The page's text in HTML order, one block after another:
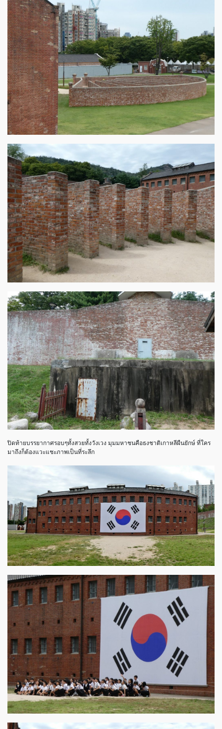
ปิดท้ายบรรยากาศรอบๆทั้งสวยทั้งวังเวง มุมมหาชนคือธงชาติเกาหลีผืนยักษ์ ที่ใคร
มาถึงก็ต้องแวะแชะภาพเป็นที่ระลึก